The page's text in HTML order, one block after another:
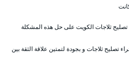
تصليح ثلاجات الكويت على حل هذه المشكلة
تصليح ثلاجات و بجودة لتمتين علاقة الثقة بين